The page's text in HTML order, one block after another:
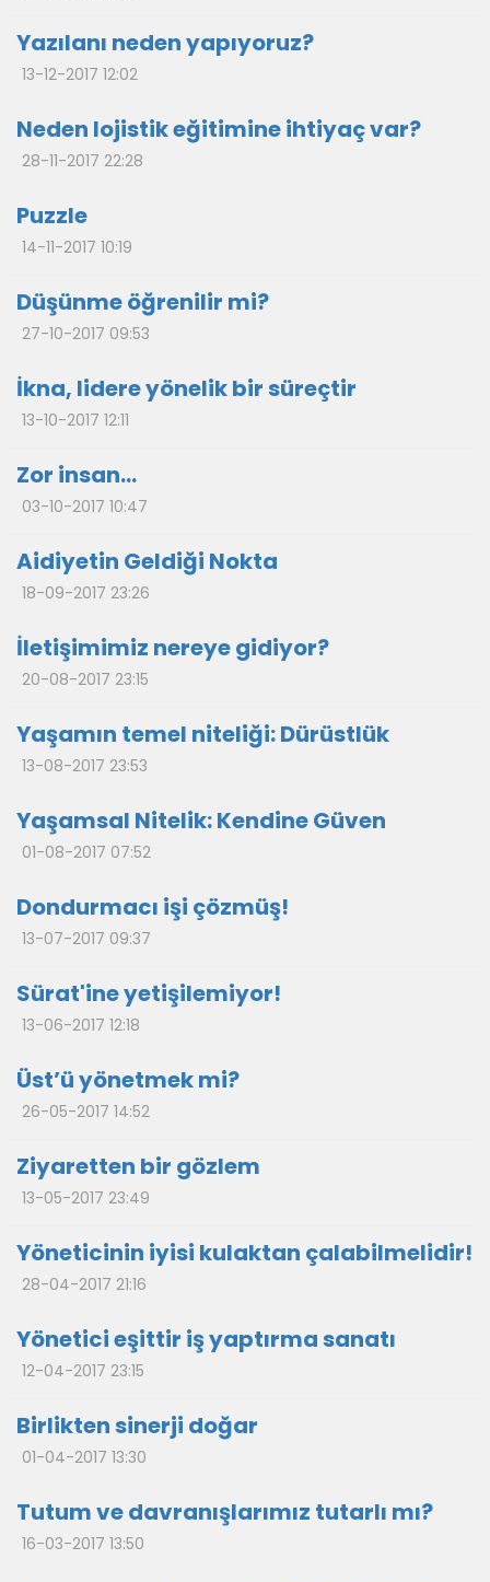
Yazılanı neden yapıyoruz?
13-12-2017 12:02
Neden lojistik eğitimine ihtiyaç var?
28-11-2017 22:28
Puzzle
14-11-2017 10:19
Düşünme öğrenilir mi?
27-10-2017 09:53
İkna, lidere yönelik bir süreçtir
13-10-2017 12:11
Zor insan…
03-10-2017 10:47
Aidiyetin Geldiği Nokta
18-09-2017 23:26
İletişimimiz nereye gidiyor?
20-08-2017 23:15
Yaşamın temel niteliği: Dürüstlük
13-08-2017 23:53
Yaşamsal Nitelik: Kendine Güven
01-08-2017 07:52
Dondurmacı işi çözmüş!
13-07-2017 09:37
Sürat'ine yetişilemiyor!
13-06-2017 12:18
Üst’ü yönetmek mi?
26-05-2017 14:52
Ziyaretten bir gözlem
13-05-2017 23:49
Yöneticinin iyisi kulaktan çalabilmelidir!
28-04-2017 21:16
Yönetici eşittir iş yaptırma sanatı
12-04-2017 23:15
Birlikten sinerji doğar
01-04-2017 13:30
Tutum ve davranışlarımız tutarlı mı?
16-03-2017 13:50